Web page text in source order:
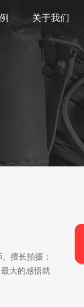
关于我们
擅长拍摄：
大的感悟就